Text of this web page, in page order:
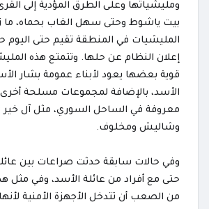
ومليشياتها وعلى الطرق المؤدية إلى
بيت ياشوط وحتى سهل الغاب بحماه،
المليشيات في المنطقة تقيم حتى اليوم
إعلان النظام عن حلها. وتتمتع هذه
قوية بعضها يعود لأبناء عمومة بشار
الأسد، بالإضافة لمجموعات مسلحة أخرى
معروفة في الساحل السوري، مثل آل خير
وشاليش ومخلوف.
وفي حالات سابقة حدثت صراعات بين
حتى مع أفراد من عائلة الأسد، وفي مثل
من الصعب أن تتدخل الأجهزة الأمنية